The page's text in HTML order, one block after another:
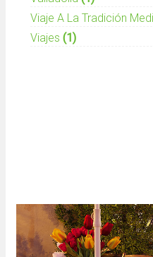
Viaje A La Tradición
Viajes (1)